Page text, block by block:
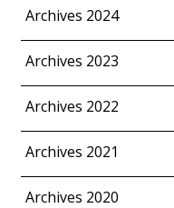
Archives 2024
Archives 2023
Archives 2022
Archives 2021
Archives 2020